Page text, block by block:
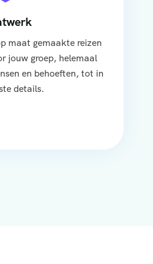
maat gemaakte reizen
jouw groep, helemaal
en behoeften, tot in
details.